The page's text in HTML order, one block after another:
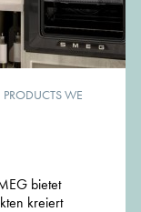
PRODUCTS WE
bietet
kreiert